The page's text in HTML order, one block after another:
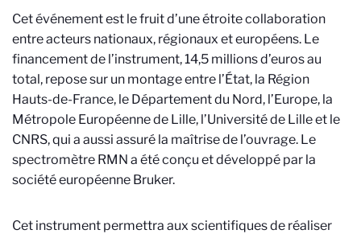
Cet événement est le fruit d’une étroite collaboration
entre acteurs nationaux, régionaux et européens. Le
financement de l’instrument, 14,5 millions d’euros au
total, repose sur un montage entre l’État, la Région
Hauts-de-France, le Département du Nord, l’Europe, la
Métropole Européenne de Lille, l’Université de Lille et le
CNRS, qui a aussi assuré la maîtrise de l’ouvrage. Le
spectromètre RMN a été conçu et développé par la
société européenne Bruker.
Cet instrument permettra aux scientifiques de réaliser